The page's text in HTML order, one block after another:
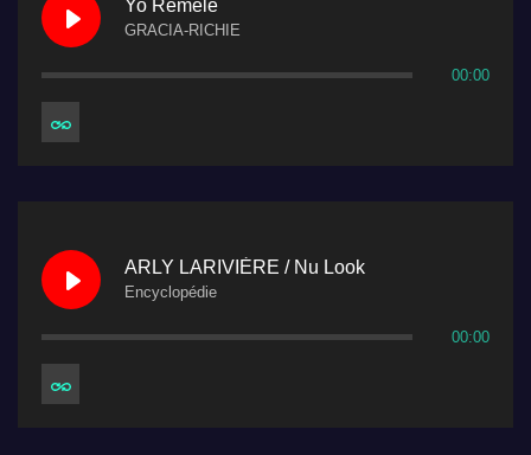
Yo Remele
GRACIA-RICHIE
00:00
ARLY LARIVIÈRE / Nu Look
Encyclopédie
00:00